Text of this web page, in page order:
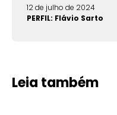
12 de julho de 2024
PERFIL: Flávio Sarto
Leia também